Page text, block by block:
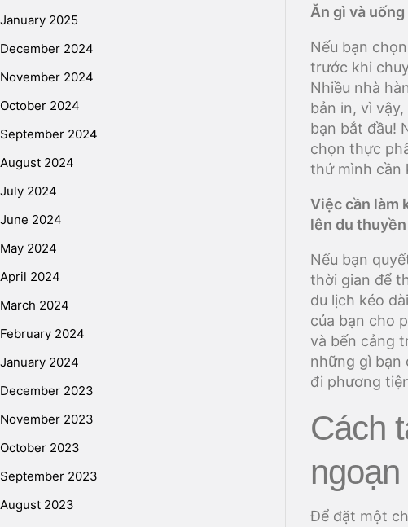
Ăn gì và
Nếu bạn
trước khi
Nhiều nhà
bản in, vì
bạn bắt đầu!
chọn thực
thứ mình cần
Việc cần làm
lên du
Nếu bạn
thời gian để
du lịch kéo
của bạn cho
và bến cảng
những gì bạn
đi phương
Cách
Để đặt một
January 2025
December 2024
November 2024
October 2024
September 2024
August 2024
July 2024
June 2024
May 2024
April 2024
March 2024
February 2024
January 2024
December 2023
November 2023
October 2023
September 2023
August 2023